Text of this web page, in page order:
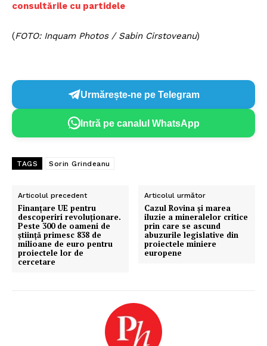
consultările cu partidele
(FOTO: Inquam Photos / Sabin Cirstoveanu)
Urmărește-ne pe Telegram
Intră pe canalul WhatsApp
TAGS Sorin Grindeanu
Articolul precedent
Finanțare UE pentru
descoperiri revoluționare.
Peste 300 de oameni de
știință primesc 838 de
milioane de euro pentru
proiectele lor de
cercetare
Articolul următor
Cazul Rovina și marea
iluzie a mineralelor critice
prin care se ascund
abuzurile legislative din
proiectele miniere
europene